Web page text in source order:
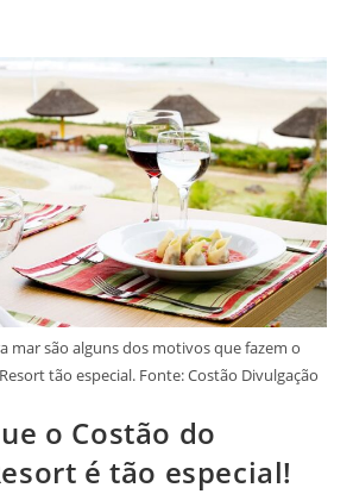
mar são alguns dos motivos que fazem o
tão especial. Fonte: Costão Divulgação
o Costão do
é tão especial!